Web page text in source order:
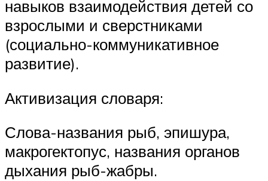
навыков взаимодействия детей со
взрослыми и сверстниками
(социально-коммуникативное
развитие).
Активизация словаря:
Слова-названия рыб, эпишура,
макрогектопус, названия органов
дыхания рыб-жабры.